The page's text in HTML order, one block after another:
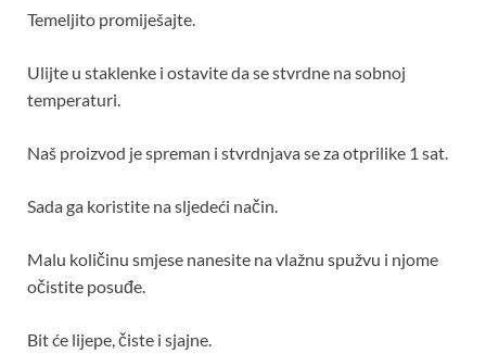
Temeljito promiješajte.
Ulijte u staklenke i ostavite da se stvrdne na sobnoj
temperaturi.
Naš proizvod je spreman i stvrdnjava se za otprilike 1 sat.
Sada ga koristite na sljedeći način.
Malu količinu smjese nanesite na vlažnu spužvu i njome
očistite posuđe.
Bit će lijepe, čiste i sjajne.